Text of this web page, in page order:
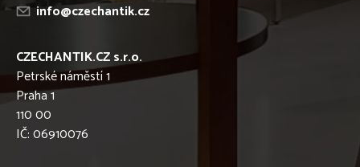
info@czechantik.cz
CZECHANTIK.CZ s.r.o.
Petrské náměstí 1
Praha 1
110 00
IČ: 06910076